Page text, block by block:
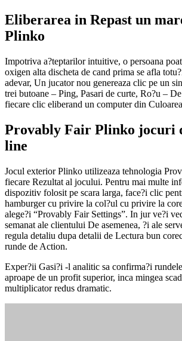
Eliberarea in Repast un
Plinko
Impotriva a?teptarilor intuitive, o persoana
oxigen alta discheta de cand prima se afla
adevar, Un jucator nou genereaza clic pe un
trei butoane – Ping, Pasari de curte, Ro?u –
fiecare clic eliberand un computer din
Provably Fair Plinko jocuri
line
Jocul exterior Plinko utilizeaza tehnologia
fiecare Rezultat al jocului. Pentru mai multe
dispozitiv folosit pe scara larga, face?i clic
hamburger cu privire la col?ul cu privire la
alege?i “Provably Fair Settings”. In jur ve?i
semanat ale clientului De asemenea, ?i ale
regula detaliu dupa detalii de Lectura bun
runde de Action.
Exper?ii Gasi?i -l analitic sa confirma?i
aproape de un profit superior, inca mingea
multiplicator redus dramatic.